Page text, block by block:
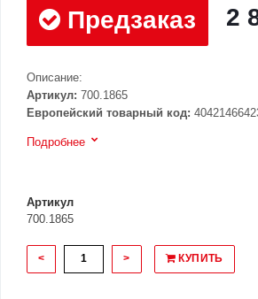
Предзаказ 2
Описание:
Артикул: 700.1865
Европейский товарный код:
Подробнее
Артикул
700.1865
< > КУПИТЬ